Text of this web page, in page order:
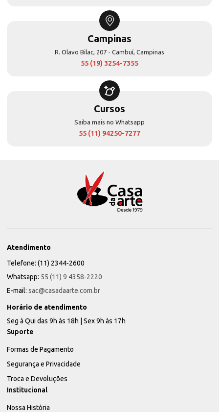
Campinas
R. Olavo Bilac, 207 - Cambuí, Campinas
55 (19) 3254-7355
Cursos
Saiba mais no Whatsapp
55 (11) 94250-7277
Atendimento
Telefone: (11) 2344-2600
Whatsapp: 55 (11) 9 4358-2220
E-mail: sac@casadaarte.com.br
Horário de atendimento
Seg à Qui das 9h às 18h | Sex 9h às 17h
Suporte
Formas de Pagamento
Segurança e Privacidade
Troca e Devoluções
Institucional
Nossa História